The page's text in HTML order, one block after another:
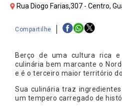
Rua Diogo Farias,307 - Centro,
Compartilhe
Berço de uma cultura rica
culinária bem marcante o
e é o terceiro maior território
Sua culinária traz
um tempero carregado de